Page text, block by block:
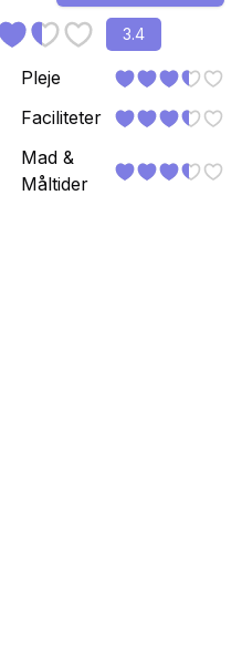
3.4
Pleje
Faciliteter
Mad &
Måltider